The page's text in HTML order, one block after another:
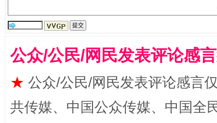
揭批美国五大"原罪" "
公众/公民/网民发表评论感
★ 公众/公民/网民发表评论感言
共传媒、中国公众传媒、中国全